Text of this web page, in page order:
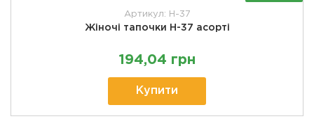
Артикул: H-37
Жіночі тапочки H-37 асорті
194,04 грн
Купити